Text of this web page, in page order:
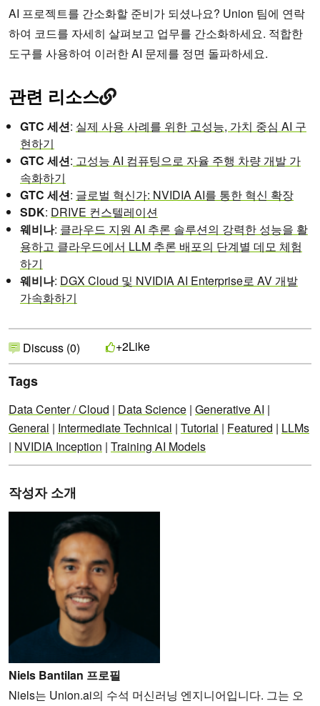
AI 프로젝트를 간소화할 준비가 되셨나요? Union 팀에 연락
하여 코드를 자세히 살펴보고 업무를 간소화하세요. 적합한
도구를 사용하여 이러한 AI 문제를 정면 돌파하세요.
관련 리소스
GTC 세션: 실제 사용 사례를 위한 고성능, 가치 중심 AI 구
현하기
GTC 세션: 고성능 AI 컴퓨팅으로 자율 주행 차량 개발 가
속화하기
GTC 세션: 글로벌 혁신가: NVIDIA AI를 통한 혁신 확장
SDK: DRIVE 컨스텔레이션
웨비나: 클라우드 지원 AI 추론 솔루션의 강력한 성능을 활
용하고 클라우드에서 LLM 추론 배포의 단계별 데모 체험
하기
웨비나: DGX Cloud 및 NVIDIA AI Enterprise로 AV 개발
가속화하기
Discuss (0) +2Like
Tags
Data Center / Cloud | Data Science | Generative AI |
General | Intermediate Technical | Tutorial | Featured | LLMs
| NVIDIA Inception | Training AI Models
작성자 소개
Niels Bantilan 프로필
Niels는 Union.ai의 수석 머신러닝 엔지니어입니다. 그는 오